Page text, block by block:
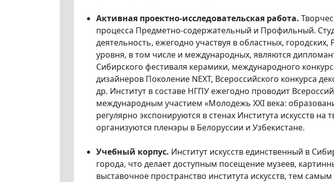
Активная проектно-исследовательская работа.
процесса Предметно-содержательный и Профильный.
деятельность, ежегодно участвуя в областных,
уровня, в том числе и международных, являются
Сибирского фестиваля керамики, международного
дизайнеров Поколение NEXT, Всероссийского конкурса
др. Институт в составе НГПУ ежегодно проводит
международным участием «Молодежь XXI века:
регулярно экспонируются в стенах Института искусств
организуются пленэры в Белоруссии и Узбекистане.
Учебный корпус. Институт искусств единственный в
города, что делает доступным посещение музеев,
выставочное пространство института искусств, тем